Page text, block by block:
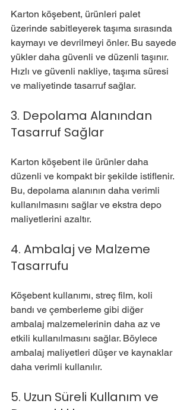
Karton köşebent, ürünleri palet
üzerinde sabitleyerek taşıma sırasında
kaymayı ve devrilmeyi önler. Bu sayede
yükler daha güvenli ve düzenli taşınır.
Hızlı ve güvenli nakliye, taşıma süresi
ve maliyetinde tasarruf sağlar.
3. Depolama Alanından
Tasarruf Sağlar
Karton köşebent ile ürünler daha
düzenli ve kompakt bir şekilde istiflenir.
Bu, depolama alanının daha verimli
kullanılmasını sağlar ve ekstra depo
maliyetlerini azaltır.
4. Ambalaj ve Malzeme
Tasarrufu
Köşebent kullanımı, streç film, koli
bandı ve çemberleme gibi diğer
ambalaj malzemelerinin daha az ve
etkili kullanılmasını sağlar. Böylece
ambalaj maliyetleri düşer ve kaynaklar
daha verimli kullanılır.
5. Uzun Süreli Kullanım ve